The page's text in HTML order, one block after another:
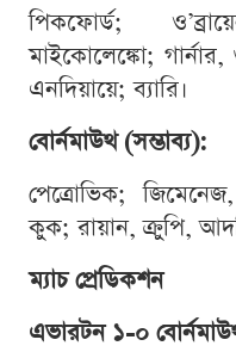
পিকফোর্ড;
মাইকোলেঙ্কো;
এনদিয়ায়ে; ব্যারি।
বোর্নমাউথ (সম্ভাব্য):
পেত্রোভিক;
কুক; রায়ান, ক্রুপি,
ম্যাচ প্রেডিকশন
এভারটন ১-০